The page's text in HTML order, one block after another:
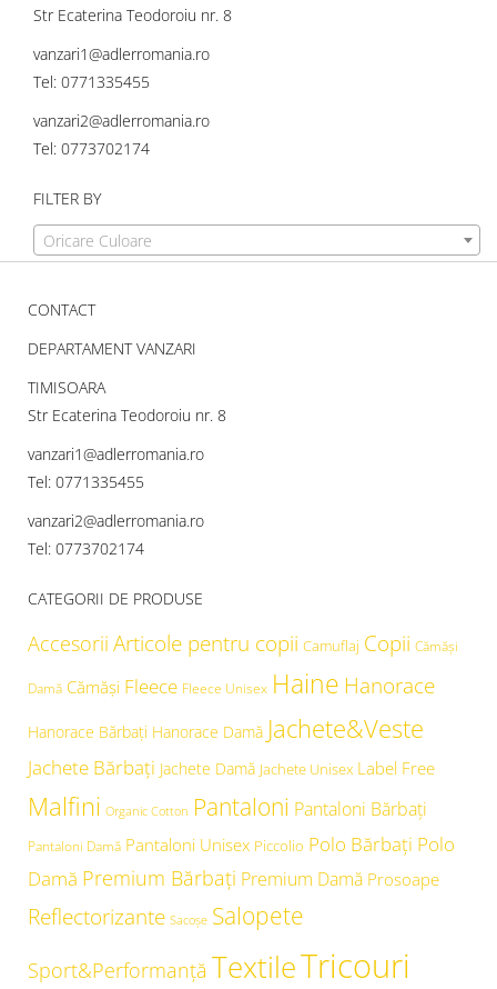
Str Ecaterina Teodoroiu nr. 8
vanzari1@adlerromania.ro
Tel: 0771335455
vanzari2@adlerromania.ro
Tel: 0773702174
FILTER BY
Oricare Culoare
CONTACT
DEPARTAMENT VANZARI
TIMISOARA
Str Ecaterina Teodoroiu nr. 8
vanzari1@adlerromania.ro
Tel: 0771335455
vanzari2@adlerromania.ro
Tel: 0773702174
CATEGORII DE PRODUSE
Accesorii Articole pentru copii Camuflaj Copii Cămăşi
Damă Cămăși Fleece Fleece Unisex Haine Hanorace
Hanorace Bărbați Hanorace Damă Jachete&Veste
Jachete Bărbați Jachete Damă Jachete Unisex Label Free
Malfini Organic Cotton Pantaloni Pantaloni Bărbați
Pantaloni Damă Pantaloni Unisex Piccolio Polo Bărbați Polo
Damă Premium Bărbați Premium Damă Prosoape
Reflectorizante Sacoșe Salopete
Sport&Performanță TextileTricouri